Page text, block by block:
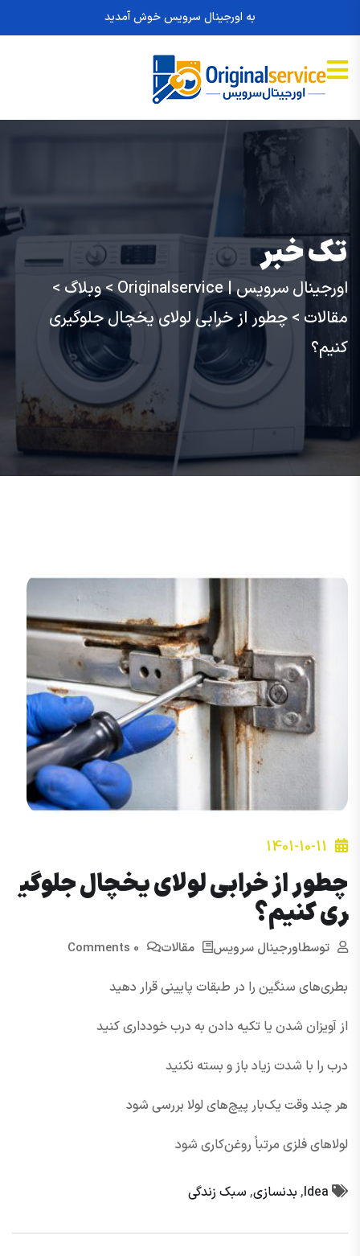
به اورجینال سرویس خوش آمدید
تک خبر
اورجینال سرویس | Originalservice >وبلاگ >
مقالات > چطور از خرابی لولای یخچال جلوگیری
کنیم؟
1401-10-11
چطور از خرابی لولای یخچال جلوگی
ری کنیم؟
توسطاورجینال سرویس مقالات 0 Comments
بطری‌های سنگین را در طبقات پایینی قرار دهید
از آویزان شدن یا تکیه دادن به درب خودداری کنید
درب را با شدت زیاد باز و بسته نکنید
هر چند وقت یک‌بار پیچ‌های لولا بررسی شود
لولاهای فلزی مرتباً روغن‌کاری شود
Idea
, بدنسازی, سبک زندگی